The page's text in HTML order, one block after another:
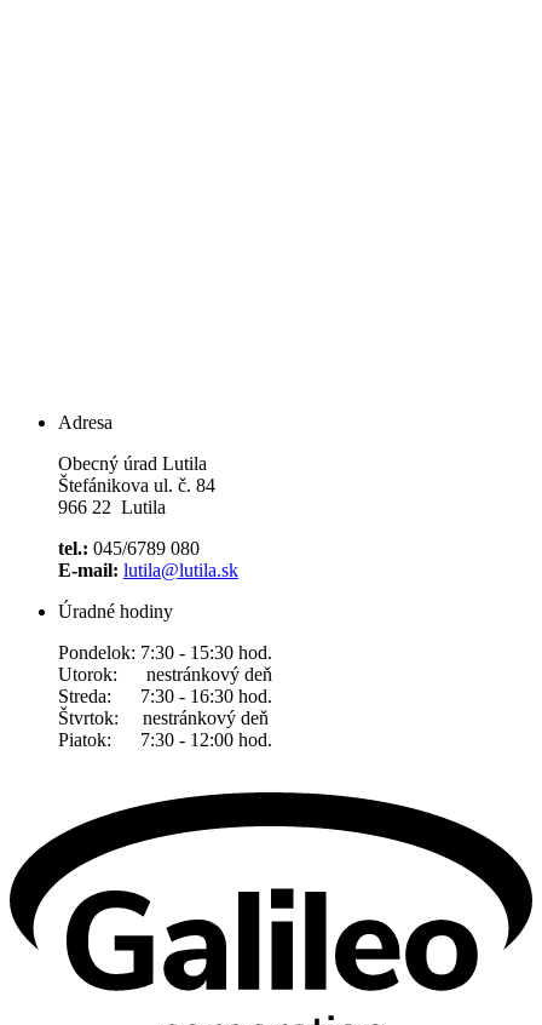
Adresa
Obecný úrad Lutila
Štefánikova ul. č. 84
966 22 Lutila
tel.: 045/6789 080
E-mail: lutila@lutila.sk
Úradné hodiny
Pondelok: 7:30 - 15:30 hod.
Utorok: nestránkový deň
Streda: 7:30 - 16:30 hod.
Štvrtok: nestránkový deň
Piatok: 7:30 - 12:00 hod.